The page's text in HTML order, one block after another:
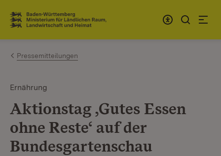
Zum Inhalt springen
Link zur Startseite
Pressemitteilungen
Ernährung
Aktionstag ‚Gutes Essen
ohne Reste‘ auf der
Bundesgartenschau